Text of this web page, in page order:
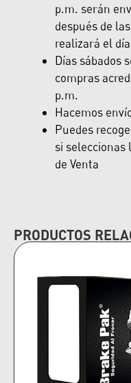
p.m. serán
después de
realizará el
Días sábados
compras
p.m.
Hacemos
Puedes
si seleccionas
de Venta
PRODUCTOS